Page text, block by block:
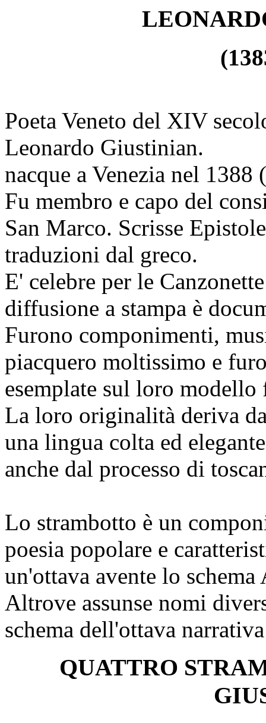
Poeta Veneto del XIV
Leonardo Giustinian.
nacque a Venezia nel
Fu membro e capo del
San Marco. Scrisse
traduzioni dal greco.
E' celebre per le
diffusione a stampa è
Furono componimenti,
piacquero moltissimo e
esemplate sul loro
La loro originalità deriva
una lingua colta ed
anche dal processo di
Lo strambotto è un
poesia popolare e
un'ottava avente lo
Altrove assunse nomi
schema dell'ottava
QUATTRO